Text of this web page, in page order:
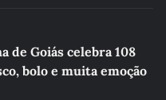
de Goiás celebra 108
bolo e muita emoção